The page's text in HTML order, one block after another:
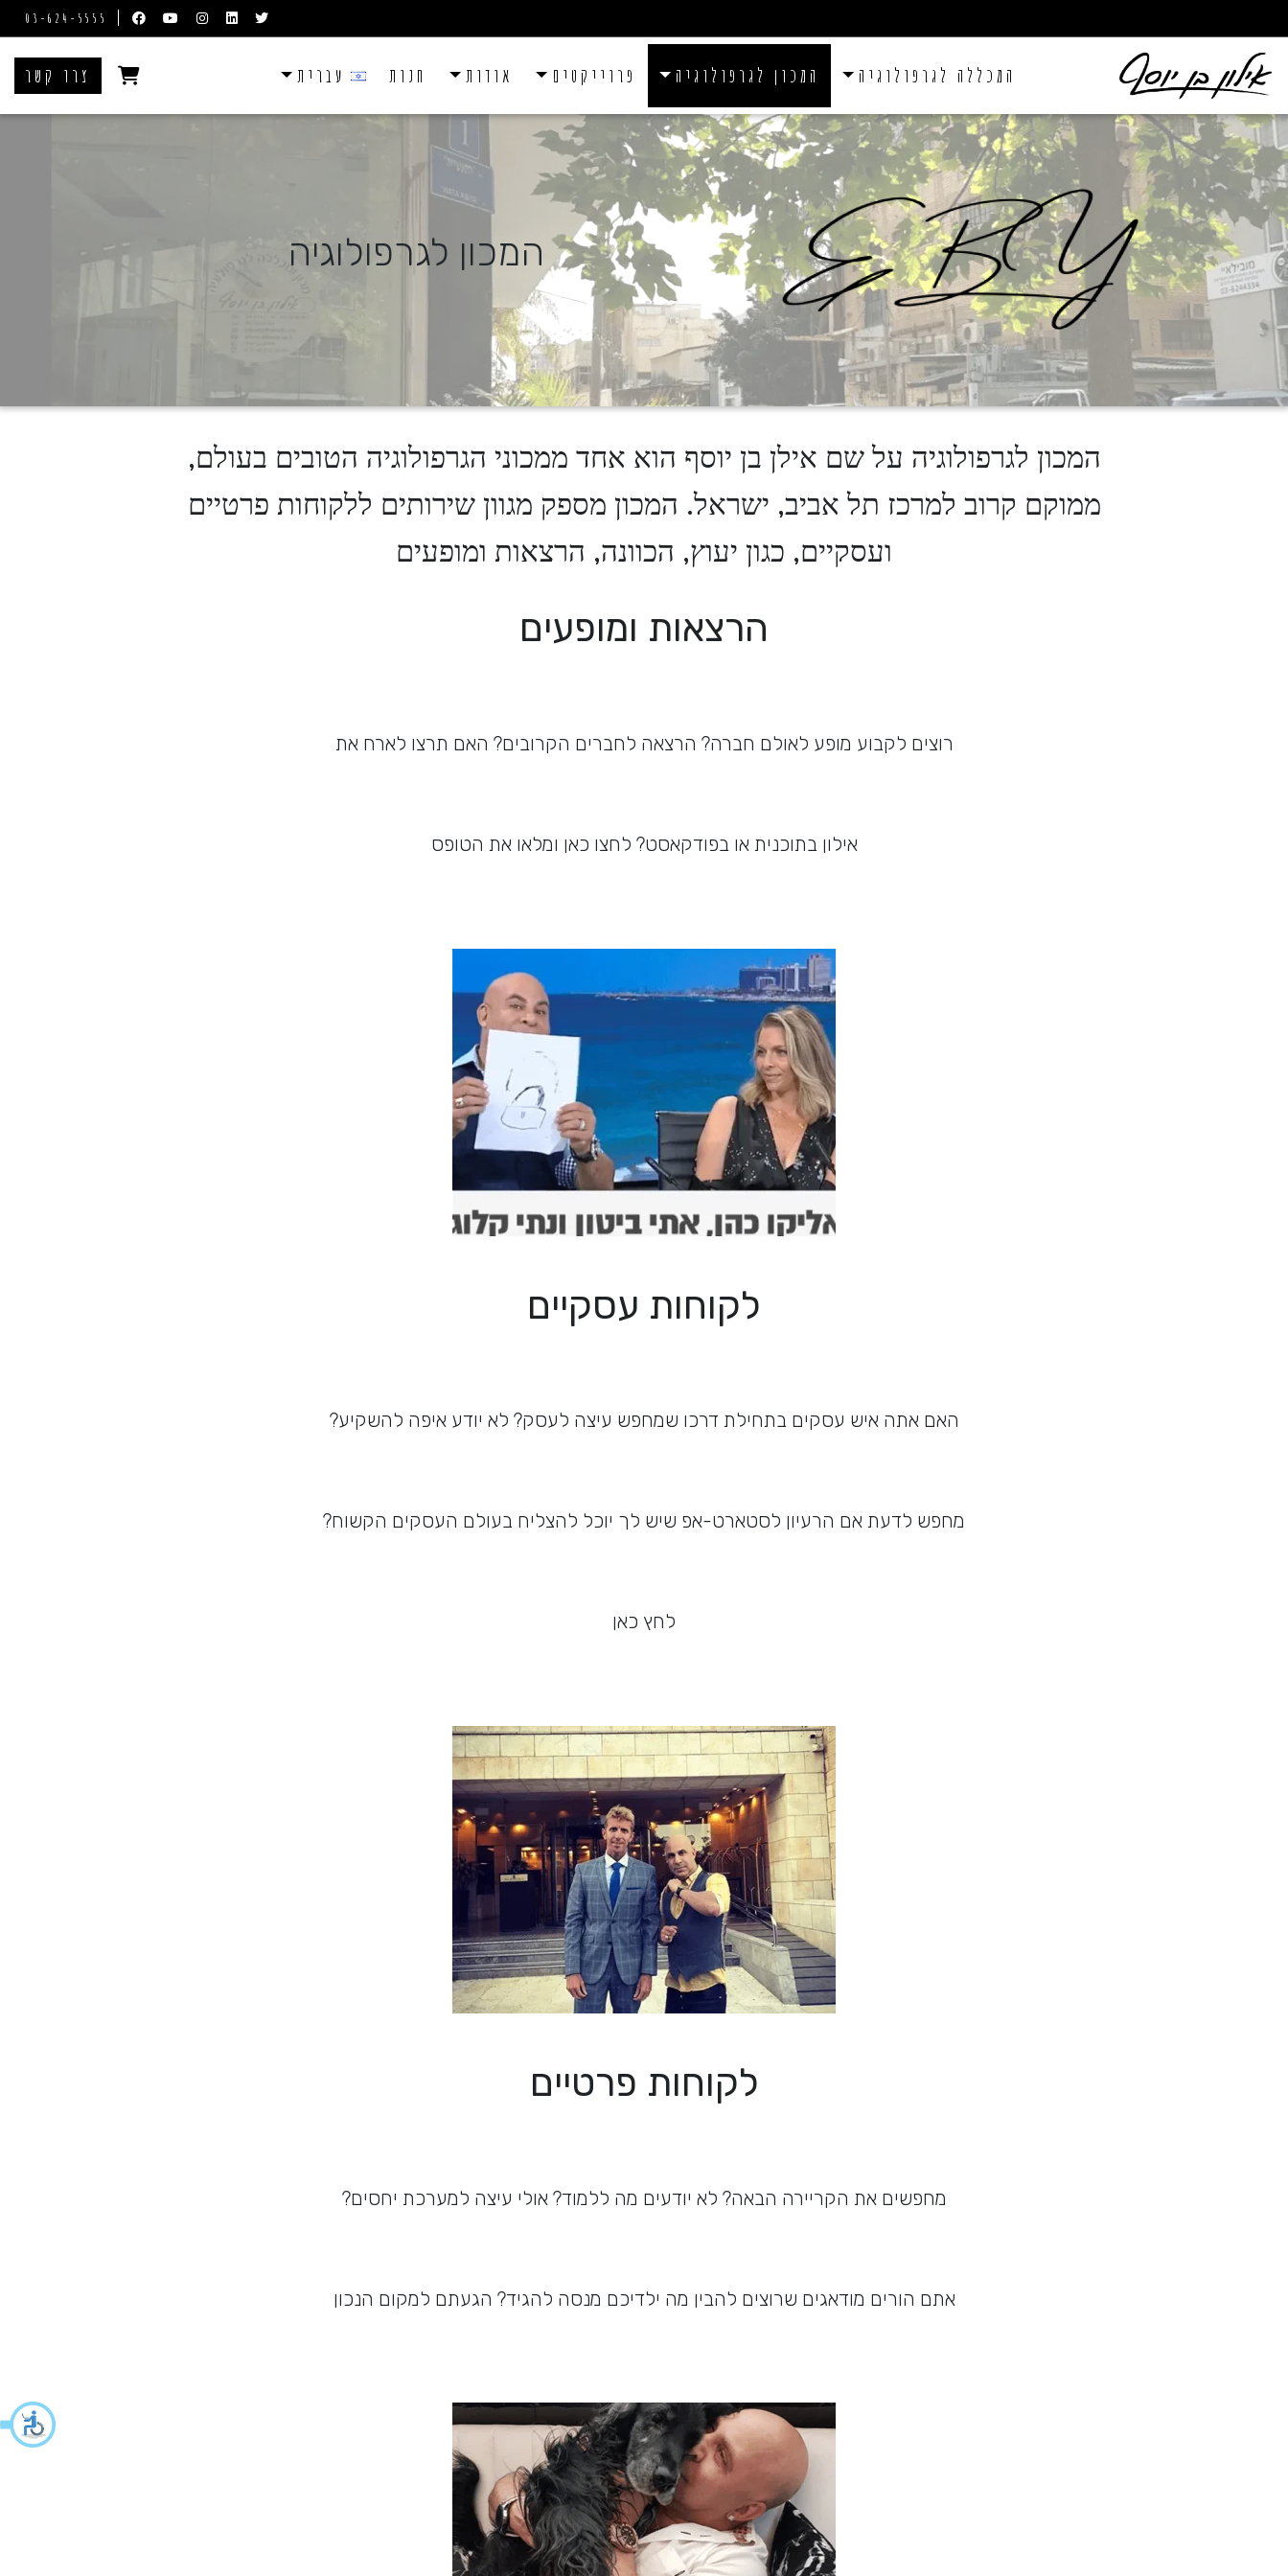
03-624-5555
המכללה לגרפולוגיה המכון לגרפולוגיה פרוייקטים אודות חנות עברית צרו קשר
המכון לגרפולוגיה
המכון לגרפולוגיה על שם אילן בן יוסף הוא אחד ממכוני הגרפולוגיה הטובים בעולם,
ממוקם קרוב למרכז תל אביב, ישראל. המכון מספק מגוון שירותים ללקוחות פרטיים
ועסקיים, כגון יעוץ, הכוונה, הרצאות ומופעים
הרצאות ומופעים
רוצים לקבוע מופע לאולם חברה? הרצאה לחברים הקרובים? האם תרצו לארח את
אילון בתוכנית או בפודקאסט? לחצו כאן ומלאו את הטופס
לקוחות עסקיים
האם אתה איש עסקים בתחילת דרכו שמחפש עיצה לעסק? לא יודע איפה להשקיע?
מחפש לדעת אם הרעיון לסטארט-אפ שיש לך יוכל להצליח בעולם העסקים הקשוח?
לחץ כאן
לקוחות פרטיים
מחפשים את הקריירה הבאה? לא יודעים מה ללמוד? אולי עיצה למערכת יחסים?
אתם הורים מודאגים שרוצים להבין מה ילדיכם מנסה להגיד? הגעתם למקום הנכון